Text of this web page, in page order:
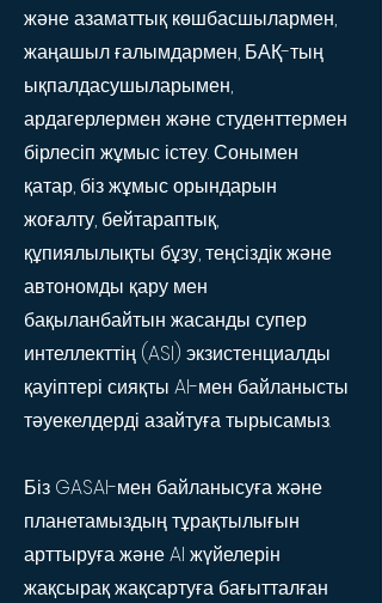
және азаматтық көшбасшылармен,
жаңашыл ғалымдармен, БАҚ-тың
ықпалдасушыларымен,
ардагерлермен және студенттермен
бірлесіп жұмыс істеу. Сонымен
қатар, біз жұмыс орындарын
жоғалту, бейтараптық,
құпиялылықты бұзу, теңсіздік және
автономды қару мен
бақыланбайтын жасанды супер
интеллекттің (ASI) экзистенциалды
қауіптері сияқты AI-мен байланысты
тәуекелдерді азайтуға тырысамыз.
Біз GASAI-мен байланысуға және
планетамыздың тұрақтылығын
арттыруға және AI жүйелерін
жақсырақ жақсартуға бағытталған